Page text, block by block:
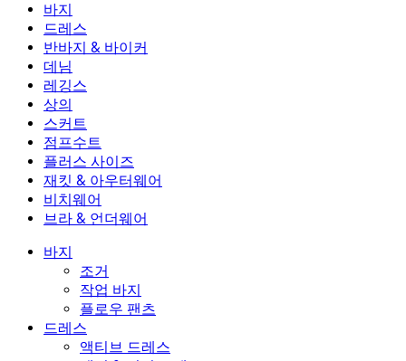
바지
바지
조거
작업 바지
플로우 팬츠
드레스
드레스
액티브 드레스
맥시 & 미디 드레스
미니 드레스
반바지 & 바이커
반바지 & 바이커
바이커
데님 반바지
2.5인치 반바지
데님
데님
데님 레깅스
와이드 진
데님 반바지
데님 스커트
레깅스
레깅스
데님 레깅스
힙업 레깅스
요가 레깅스
상의
상의
스포츠 브라
티셔츠
스커트
스커트
액티브 스커트
미니 스커트
맥시 & 미디 스커트
점프수트
점프수트
오버롤
롬퍼
플러스 사이즈
플러스 사이즈
플러스 사이즈 하의
플러스 사이즈 상의
플러스 사이즈 드레스
재킷 & 아우터웨어
재킷 & 아우터웨어
재킷 & 아우터웨어
아우터웨어
비치웨어
비치웨어
수영복 상의
수영복 세트
브라 & 언더웨어
브라 & 언더웨어
언더웨어
바지
조거
작업 바지
플로우 팬츠
드레스
액티브 드레스